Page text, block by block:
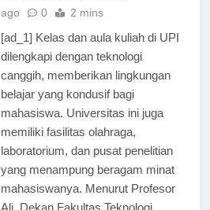
Universitas
1 tahun
[ad_1] Kelas dan aula kuliah di UPI
dilengkapi dengan teknologi
canggih, memberikan lingkungan
belajar yang kondusif bagi
mahasiswa. Universitas ini juga
memiliki fasilitas olahraga,
laboratorium, dan pusat penelitian
yang menampung beragam minat
mahasiswanya. Menurut Profesor